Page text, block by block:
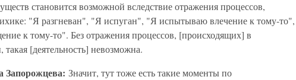
становится возможной вследствие отражения процессов,
"Я разгневан", "Я испуган", "Я испытываю влечение к тому-то",
к тому-то". Без отражения процессов, [происходящих] в
[деятельность] невозможна.
Запорожцева: Значит, тут тоже есть такие моменты по